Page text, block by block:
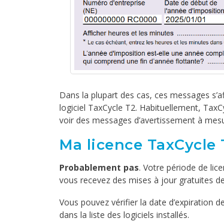
Dans la plupart des cas, ces messages
logiciel TaxCycle T2. Habituellement,
voir des messages d’avertissement à
Ma licence TaxCycle
Probablement pas. Votre période de
vous recevez des mises à jour gratuites
Vous pouvez vérifier la date d’expiration
dans la liste des logiciels installés.